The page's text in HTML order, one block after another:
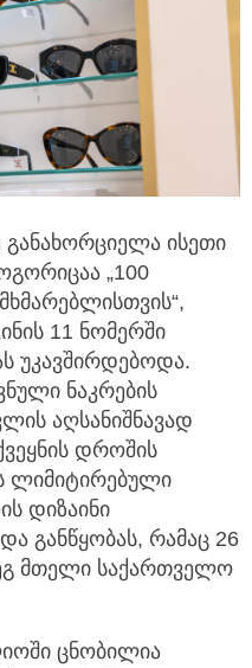
ისეთი
„100
11 ნომერში
უკავშირდებოდა.
ნაკრების
აღსანიშნავად
დროშის
ლიმიტირებული
დიზაინი
განწყობას, რამაც 26
მთელი საქართველო
ცნობილია